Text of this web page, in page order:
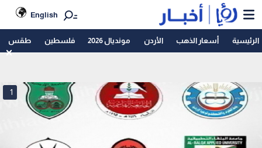
English
الرئيسية أسعار الذهب الأردن مونديال 2026 فلسطين طقس
1